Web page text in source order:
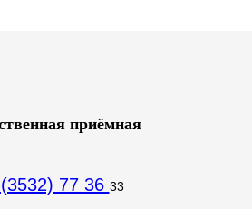
приёмная
77 36 33